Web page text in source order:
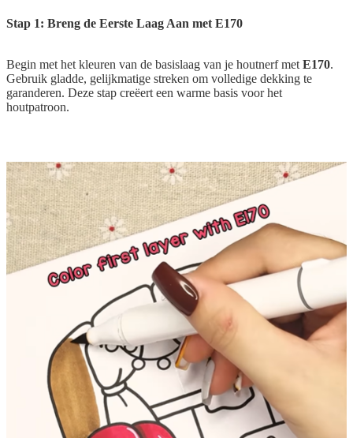
Stap 1: Breng de Eerste Laag Aan met E170
Begin met het kleuren van de basislaag van je houtnerf met E170.
Gebruik gladde, gelijkmatige streken om volledige dekking te
garanderen. Deze stap creëert een warme basis voor het
houtpatroon.